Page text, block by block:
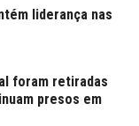
liderança nas
foram retiradas
presos em